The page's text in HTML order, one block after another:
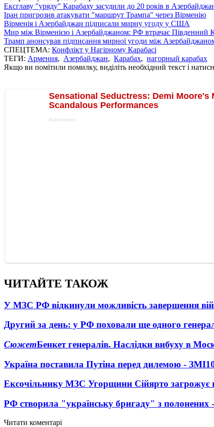
Ексглаву "уряду" Карабаху засудили до 20 років в
Іран пригрозив атакувати "маршрут Трампа" через Вірменію
Вірменія і Азербайджан підписали мирну угоду у США
Мир між Вірменією і Азербайджаном: РФ втрачає Південний
Трамп анонсував підписання мирної угоди між
СПЕЦТЕМА: Конфлікт у Нагірному Карабасі
ТЕГИ: Армения, Азербайджан, Карабах, нагорный карабах
Якщо ви помітили помилку, виділіть необхідний текст і
ЧИТАЙТЕ ТАКОЖ
У МЗС РФ відкинули можливість завершення
Другий за день: у РФ поховали ще одного
СюжетБенкет генералів. Наслідки вибуху в
Україна поставила Путіна перед дилемою - ЗМІ
Ексочільнику МЗС Угорщини Сійярто загрожує
РФ створила "українську бригаду" з полонених
Читати коментарі